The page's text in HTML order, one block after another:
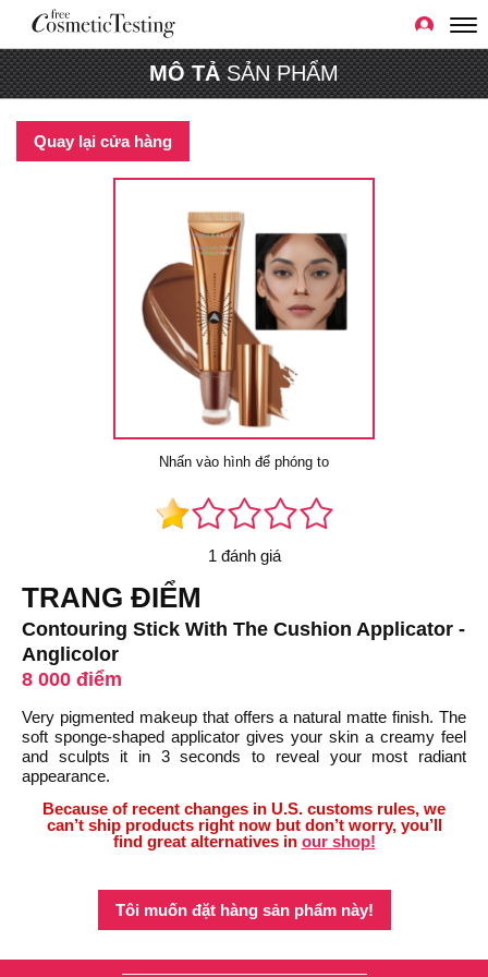
MÔ TẢSẢN PHẨM
Quay lại cửa hàng
Nhấn vào hình để phóng to
1 đánh giá
TRANG ĐIỂM
Contouring Stick With The Cushion Applicator -
Anglicolor
8 000 điểm
Very pigmented makeup that offers a natural matte finish. The
soft sponge-shaped applicator gives your skin a creamy feel
and sculpts it in 3 seconds to reveal your most radiant
appearance.
Because of recent changes in U.S. customs rules, we
can’t ship products right now but don’t worry, you’ll
find great alternatives in our shop!
Tôi muốn đặt hàng sản phẩm này!